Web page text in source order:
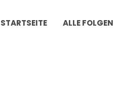
STARTSEITE ALLE FOLGEN